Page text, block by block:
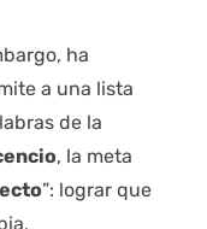
ha
a una lista
de la
, la meta
”: lograr que